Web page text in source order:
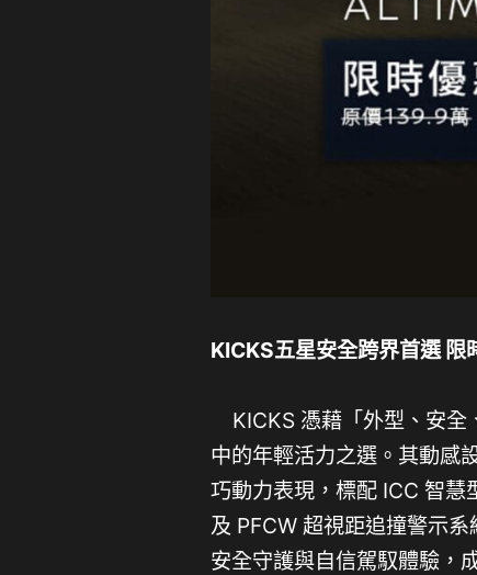
KICKS五星安全跨界首選 限
KICKS 憑藉「外型、安全
中的年輕活力之選。其動感
巧動力表現，標配 ICC 智
及 PFCW 超視距追撞警示
安全守護與自信駕馭體驗，